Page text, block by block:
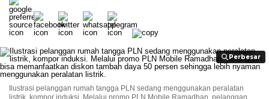
Perbesar
Perbesar
Ilustrasi pelanggan rumah tangga PLN sedang menggunakan peralatan